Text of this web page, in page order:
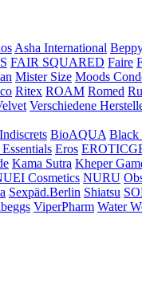
Asha International
FAIR SQUARED Faire
Mister Size Moods
Ritex ROAM Romed
Verschiedene
BioAQUA Black
Eros
Kama Sutra Kheper
Cosmetics NURU
Sexpäd.Berlin Shiatsu
ViperPharm Water